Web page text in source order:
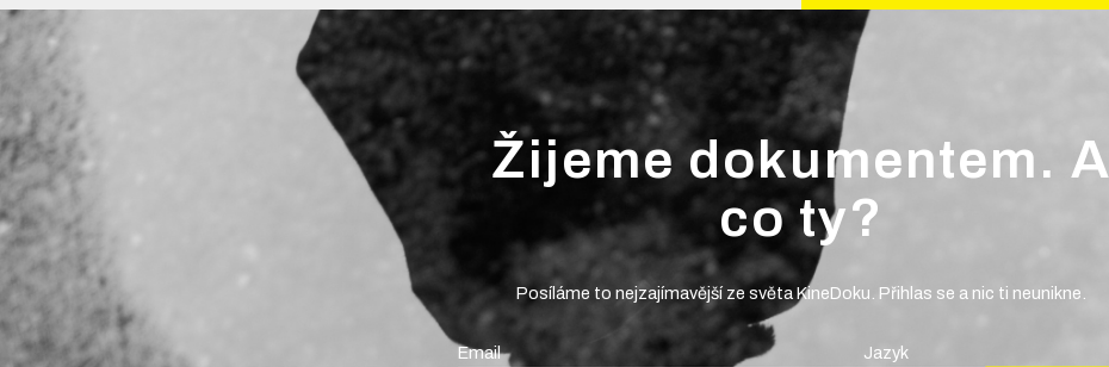
Žijeme dokumentem. A
co ty?
Posíláme to nejzajímavější ze světa KineDoku. Přihlas se a nic ti neunikne.
Email Jazyk